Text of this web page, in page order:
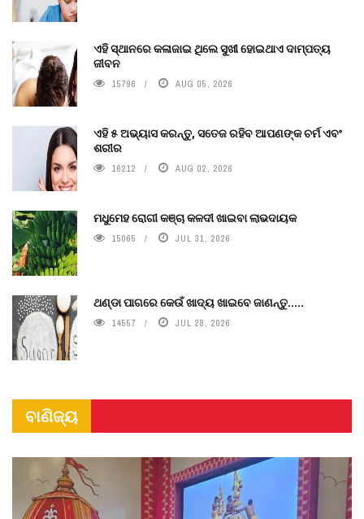
ଏହି ସ୍ଥାନରେ କଳାଜାଇ ଥିଲେ ସୁଖୀ ହୋଇଥାଏ ଦାମ୍ପତ୍ୟ
ଜୀବନ
15796 AUG 05, 2026
ଏହି ୫ ଅଭ୍ୟାସ କରନ୍ତୁ, ସତେଜ ରହିବ ଆପଣଙ୍କ ଚର୍ମ ଏବଂ
ଶରୀର
16212 AUG 02, 2026
ମଧୁମେହ ରୋଗୀ କଞ୍ଚା କଳଦୀ ଖାଇବା ଲାଭଦାୟକ
15065 JUL 31, 2026
ଥଣ୍ଡା ପାଗରେ କେଉଁ ଖାଦ୍ୟ ଖାଇବେ ଜାଣନ୍ତୁ.....
14557 JUL 28, 2026
ବାଣିଜ୍ୟ